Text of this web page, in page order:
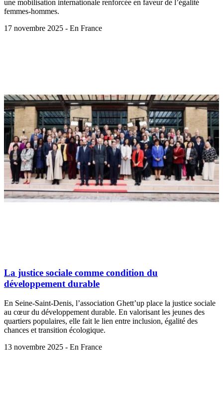
une mobilisation internationale renforcée en faveur de l’égalité
femmes-hommes.
17 novembre 2025 - En France
La justice sociale comme condition du
développement durable
En Seine-Saint-Denis, l’association Ghett’up place la justice sociale
au cœur du développement durable. En valorisant les jeunes des
quartiers populaires, elle fait le lien entre inclusion, égalité des
chances et transition écologique.
13 novembre 2025 - En France